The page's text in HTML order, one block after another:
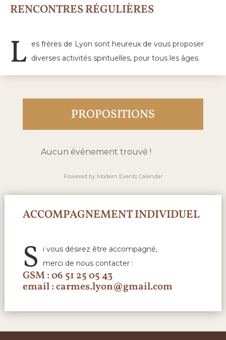
RENCONTRES RÉGULIÈRES
L es frères de Lyon sont heureux de vous proposer
diverses activités spirituelles, pour tous les âges.
PROPOSITIONS
Aucun événement trouvé !
Powered by Modern Events Calendar
ACCOMPAGNEMENT INDIVIDUEL
S
i vous désirez être accompagné,
merci de nous contacter :
GSM : 06 51 25 05 43
email : carmes.lyon@gmail.com